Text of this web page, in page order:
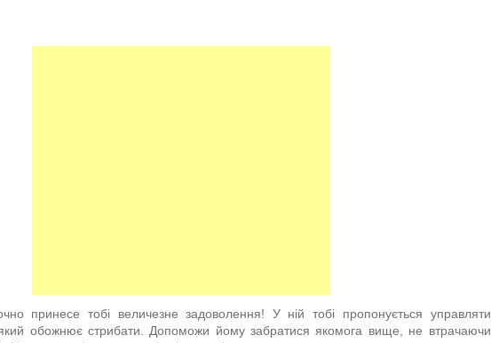
принесе тобі величезне задоволення! У ній тобі пропонується управляти
обожнює стрибати. Допоможи йому забратися якомога вище, не втрачаючи